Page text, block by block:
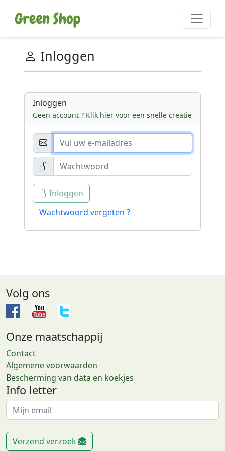
Inloggen
Inloggen
Geen account ? Klik hier voor een snelle creatie
Inloggen
Wachtwoord vergeten ?
Volg ons
Onze maatschappij
Contact
Algemene voorwaarden
Bescherming van data en koekjes
Info letter
Verzend verzoek